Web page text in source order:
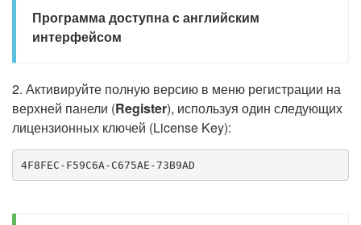
Программа доступна с английским
интерфейсом
2. Активируйте полную версию в меню регистрации на
верхней панели (Register), используя один следующих
лицензионных ключей (License Key):
4F8FEC-F59C6A-C675AE-73B9AD